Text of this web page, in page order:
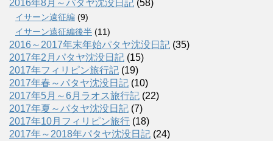
2016年8月～パタヤ沈没日記 (58)
イサーン遠征編 (9)
イサーン遠征編後半 (11)
2016～2017年末年始パタヤ沈没日記 (35)
2017年2月パタヤ沈没日記 (15)
2017年フィリピン旅行記 (19)
2017年春～パタヤ沈没日記 (10)
2017年5月～6月ラオス旅行記 (22)
2017年夏～パタヤ沈没日記 (7)
2017年10月フィリピン旅行 (18)
2017年～2018年パタヤ沈没日記 (24)